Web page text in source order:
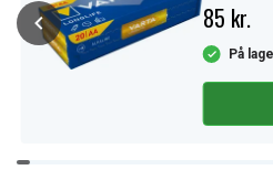
85 kr.
På
Item